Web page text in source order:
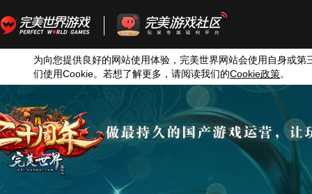
为向您提供良好的网站使用体验，完美世界网站会使用自身或第
们使用Cookie。若想了解更多，请阅读我们的Cookie政策。